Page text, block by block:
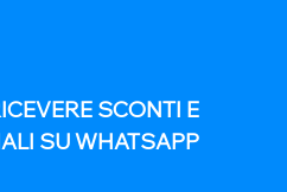
SCONTI E
SU WHATSAPP